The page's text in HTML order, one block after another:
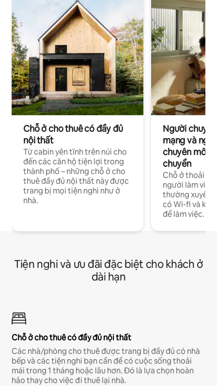
Chỗ ở cho thuê có đầy đủ
nội thất
Từ cabin yên tĩnh trên núi cho
đến các căn hộ tiện lợi trong
thành phố – những chỗ ở cho
thuê đầy đủ nội thất này được
trang bị mọi tiện nghi như ở
nhà.
Người
mạng và
chuyên môn
chuyển
Chỗ ở thoải
người làm việc
thường xuyên
có Wi-fi và
để làm việc.
Tiện nghi và ưu đãi đặc biệt cho khách ở
dài hạn
Chỗ ở cho thuê có đầy đủ nội thất
Các nhà/phòng cho thuê được trang bị đầy đủ có nhà
bếp và các tiện nghi bạn cần để có cuộc sống thoải
mái trong 1 tháng hoặc lâu hơn. Đó là lựa chọn hoàn
hảo thay cho việc đi thuê lại nhà.